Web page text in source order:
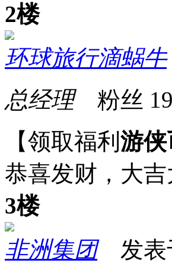
2楼
环球旅行滴蜗牛
总经理粉丝 19
【领取福利 游侠
恭喜发财，大
3楼
非洲集团发表